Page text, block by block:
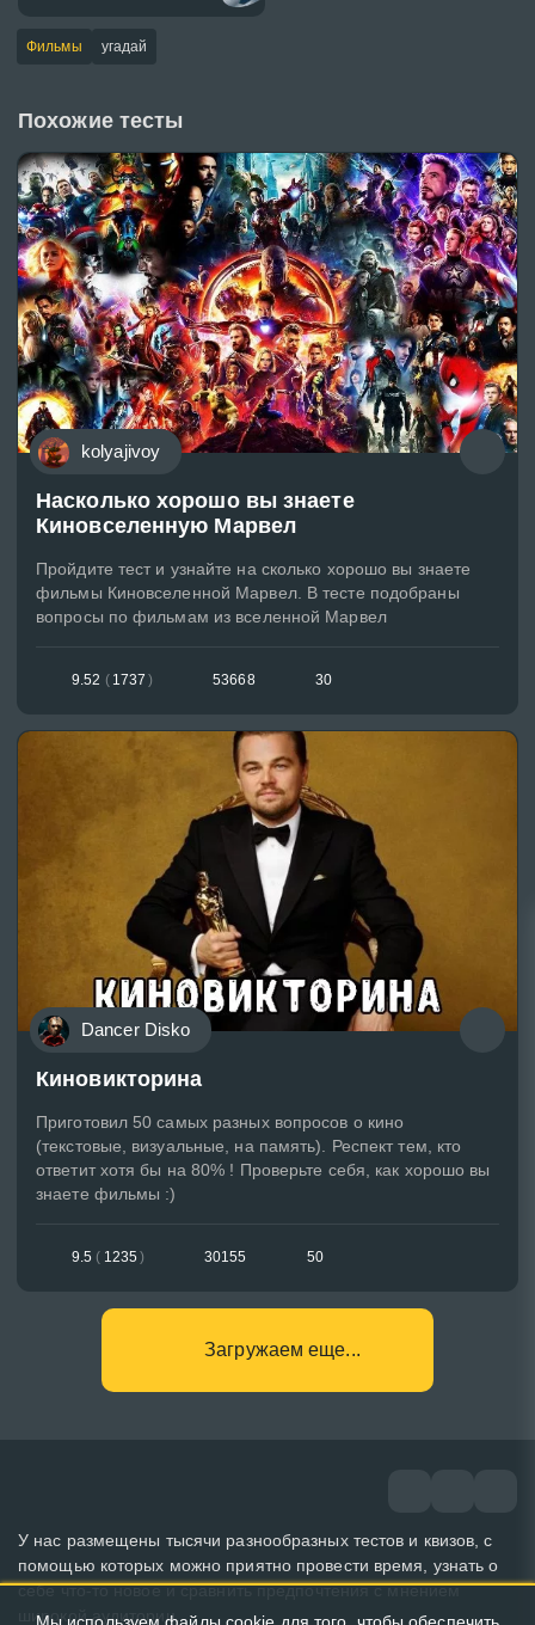
Фильмы угадай
Похожие тесты
kolyajivoy
Насколько хорошо вы знаете
Киновселенную Марвел
Пройдите тест и узнайте на сколько хорошо вы знаете
фильмы Киновселенной Марвел. В тесте подобраны
вопросы по фильмам из вселенной Марвел
9.52 ( 1737 ) 53668 30
Dancer Disko
Киновикторина
Приготовил 50 самых разных вопросов о кино
(текстовые, визуальные, на память). Респект тем, кто
ответит хотя бы на 80% ! Проверьте себя, как хорошо вы
знаете фильмы :)
9.5 ( 1235 ) 30155 50
Загружаем еще...
У нас размещены тысячи разнообразных тестов и квизов, с
помощью которых можно приятно провести время, узнать о
себе что-то новое и сравнить предпочтения с мнением
широкой аудитории.